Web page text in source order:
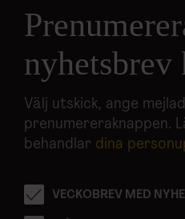
nyhetsbrev
Välj utskick, ange
prenumereraknappen.
behandlar dina
VECKOBREV MED